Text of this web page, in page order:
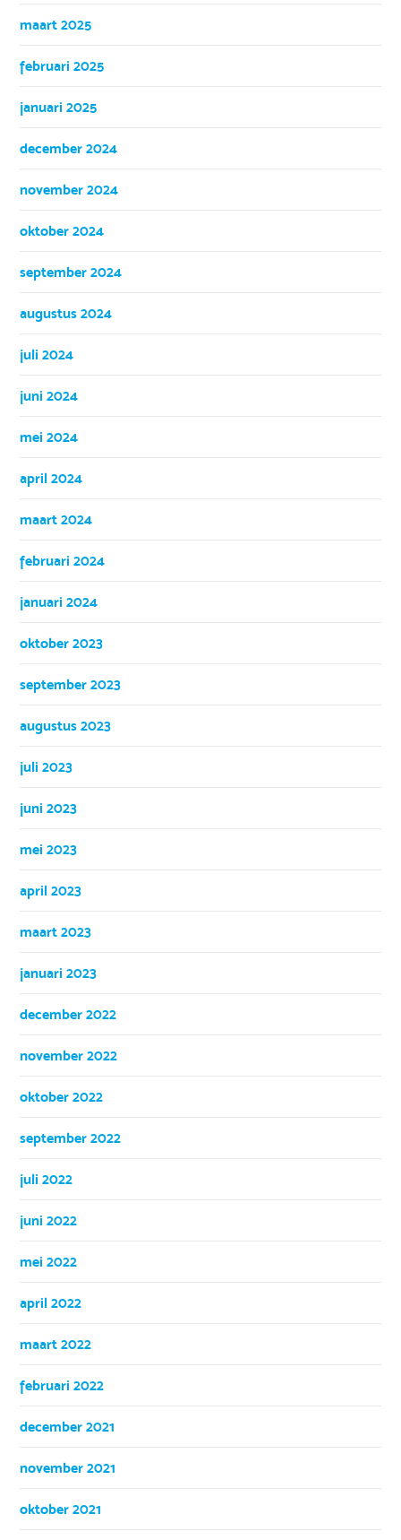
maart 2025
februari 2025
januari 2025
december 2024
november 2024
oktober 2024
september 2024
augustus 2024
juli 2024
juni 2024
mei 2024
april 2024
maart 2024
februari 2024
januari 2024
oktober 2023
september 2023
augustus 2023
juli 2023
juni 2023
mei 2023
april 2023
maart 2023
januari 2023
december 2022
november 2022
oktober 2022
september 2022
juli 2022
juni 2022
mei 2022
april 2022
maart 2022
februari 2022
december 2021
november 2021
oktober 2021